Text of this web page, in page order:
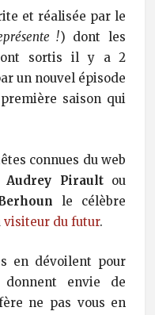
et réalisée par le
!) dont les
sortis il y a 2
un nouvel épisode
saison qui
connues du web
Audrey Piraultou
le célèbre
visiteur du futur.
en dévoilent pour
envie de
ne pas vous en